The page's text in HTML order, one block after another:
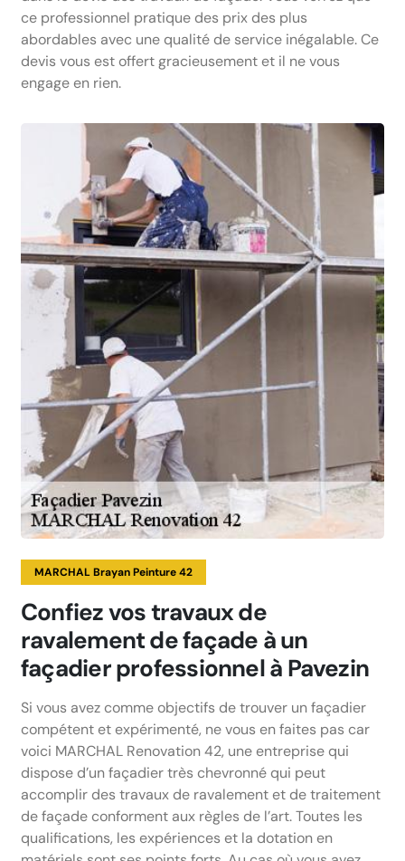
ce professionnel pratique des prix des plus
abordables avec une qualité de service inégalable. Ce
devis vous est offert gracieusement et il ne vous
engage en rien.
MARCHAL Brayan Peinture 42
Confiez vos travaux de
ravalement de façade à un
façadier professionnel à Pavezin
Si vous avez comme objectifs de trouver un façadier
compétent et expérimenté, ne vous en faites pas car
voici MARCHAL Renovation 42, une entreprise qui
dispose d’un façadier très chevronné qui peut
accomplir des travaux de ravalement et de traitement
de façade conforment aux règles de l’art. Toutes les
qualifications, les expériences et la dotation en